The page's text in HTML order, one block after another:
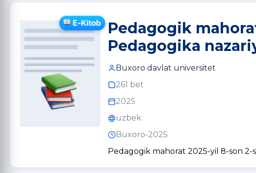
Pedagogik
Pedagogika
Buxoro davlat universitet
261 bet
2025
uzbek
Buxoro-2025
Pedagogik mahorat 2025-yil 8-son 2-